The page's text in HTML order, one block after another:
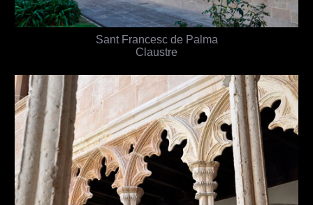
Sant Francesc de Palma
Claustre